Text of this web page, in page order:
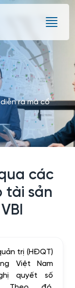
ra mà cổ
các
tài sản
trị (HĐQT)
Việt Nam
quyết số